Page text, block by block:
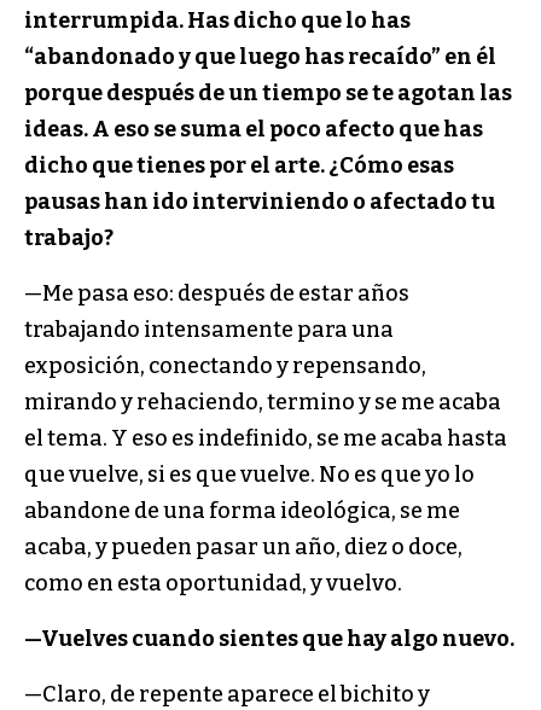
interrumpida. Has dicho que lo has
“abandonado y que luego has recaído” en él
porque después de un tiempo se te agotan las
ideas. A eso se suma el poco afecto que has
dicho que tienes por el arte. ¿Cómo esas
pausas han ido interviniendo o afectado tu
trabajo?
—Me pasa eso: después de estar años
trabajando intensamente para una
exposición, conectando y repensando,
mirando y rehaciendo, termino y se me acaba
el tema. Y eso es indefinido, se me acaba hasta
que vuelve, si es que vuelve. No es que yo lo
abandone de una forma ideológica, se me
acaba, y pueden pasar un año, diez o doce,
como en esta oportunidad, y vuelvo.
—Vuelves cuando sientes que hay algo nuevo.
—Claro, de repente aparece el bichito y